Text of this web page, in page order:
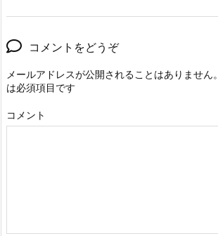
コメントをどうぞ
メールアドレスが公開されることはありません。
は必須項目です
コメント